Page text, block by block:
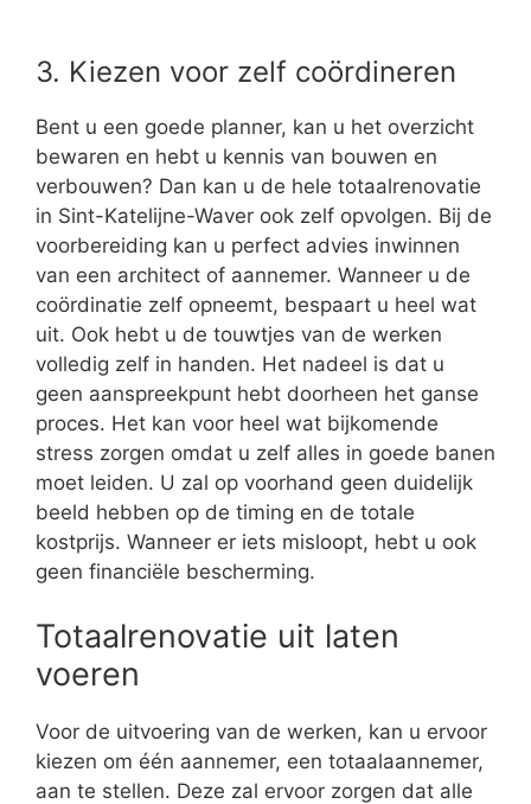
3. Kiezen voor zelf coördineren
Bent u een goede planner, kan u het overzicht
bewaren en hebt u kennis van bouwen en
verbouwen? Dan kan u de hele totaalrenovatie
in Sint-Katelijne-Waver ook zelf opvolgen. Bij de
voorbereiding kan u perfect advies inwinnen
van een architect of aannemer. Wanneer u de
coördinatie zelf opneemt, bespaart u heel wat
uit. Ook hebt u de touwtjes van de werken
volledig zelf in handen. Het nadeel is dat u
geen aanspreekpunt hebt doorheen het ganse
proces. Het kan voor heel wat bijkomende
stress zorgen omdat u zelf alles in goede banen
moet leiden. U zal op voorhand geen duidelijk
beeld hebben op de timing en de totale
kostprijs. Wanneer er iets misloopt, hebt u ook
geen financiële bescherming.
Totaalrenovatie uit laten
voeren
Voor de uitvoering van de werken, kan u ervoor
kiezen om één aannemer, een totaalaannemer,
aan te stellen. Deze zal ervoor zorgen dat alle